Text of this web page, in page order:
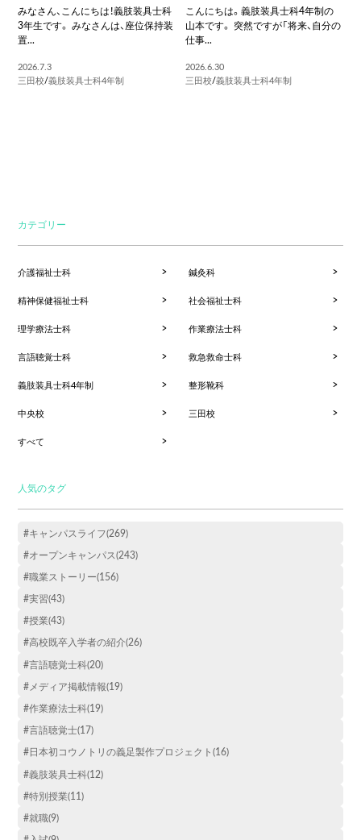
みなさん、こんにちは！義肢装具士科
3年生です。 みなさんは、座位保持装
置...
2026.7.3
三田校/義肢装具士科4年制
こんにちは。義肢装具士科4年制の
山本です。 突然ですが「将来、自分の
仕事...
2026.6.30
三田校/義肢装具士科4年制
カテゴリー
介護福祉士科 鍼灸科
精神保健福祉士科 社会福祉士科
理学療法士科 作業療法士科
言語聴覚士科 救急救命士科
義肢装具士科4年制 整形靴科
中央校 三田校
すべて
人気のタグ
#キャンパスライフ(269)
#オープンキャンパス(243)
#職業ストーリー(156)
#実習(43)
#授業(43)
#高校既卒入学者の紹介(26)
#言語聴覚士科(20)
#メディア掲載情報(19)
#作業療法士科(19)
#言語聴覚士(17)
#日本初コウノトリの義足製作プロジェクト(16)
#義肢装具士科(12)
#特別授業(11)
#就職(9)